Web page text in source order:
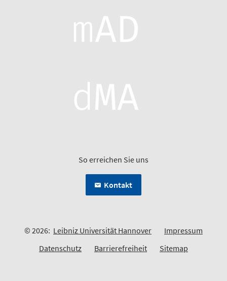
So erreichen Sie uns
Kontakt
© 2026: Leibniz Universität Hannover
Impressum
Datenschutz
Barrierefreiheit Sitemap